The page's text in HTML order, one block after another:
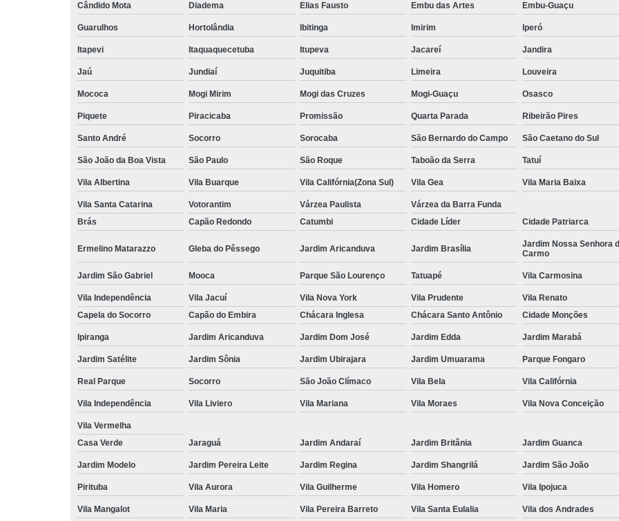
Locação de Toalha de Banho Industrial
Aluguel de Toalha Branca Manicure
Aluguel de Toalha para Manicure
Locação de Toalha de Manicure Branca
Locação de Toalha para Manicure
Locação de Toalha para Pedicure
Locação de Toalhas de
Locação de Toalhas de Manicure São
Locação de Toalha Branca de Rosto
Locação de Toalha de Rosto
Locação de Toalha de Rosto e Banho
Locação de Toalha de Rosto para Salão
Locação de Toalha de Rosto São
Locação de Toalha Rosto Branca
Aluguel de Toalha Industrial Virgem
Locação de Toalha Industrial Relavada
Locação de Toalha para Salão de Beleza
Manta Absorvente Azul
Manta Absorvente
Manta Absorvente Industrial
Cândido Mota Diadema Elias Fausto Embu das Artes Embu-Guaçu
Guarulhos Hortolândia Ibitinga Imirim Iperó
Itapevi Itaquaquecetuba Itupeva Jacareí Jandira
Jaú Jundiaí Juquitiba Limeira Louveira
Mococa Mogi Mirim Mogi das Cruzes Mogi-Guaçu Osasco
Piquete Piracicaba Promissão Quarta Parada Ribeirão Pires
Santo André Socorro Sorocaba São Bernardo do Campo São Caetano do Sul
São João da Boa Vista São Paulo São Roque Taboão da Serra Tatuí
Vila Albertina Vila Buarque Vila Califórnia(Zona Sul) Vila Gea Vila Maria Baixa
Vila Santa Catarina Votorantim Várzea Paulista
Várzea da Barra Funda
Brás
Capão Redondo Catumbi Cidade Líder Cidade Patriarca
Ermelino Matarazzo Gleba do Pêssego Jardim Aricanduva Jardim Brasília
Jardim Nossa Senhora
Carmo
Jardim São Gabriel Mooca Parque São Lourenço Tatuapé Vila Carmosina
Vila Independência Vila Jacuí Vila Nova York Vila Prudente Vila Renato
Capela do Socorro
Capão do Embira Chácara Inglesa Chácara Santo Antônio Cidade Monções
Ipiranga Jardim Aricanduva Jardim Dom José Jardim Edda Jardim Marabá
Jardim Satélite Jardim Sônia Jardim Ubirajara Jardim Umuarama Parque Fongaro
Real Parque Socorro São João Clímaco Vila Bela Vila Califórnia
Vila Independência Vila Liviero Vila Mariana Vila Moraes Vila Nova Conceição
Vila Vermelha
Casa Verde
Jaraguá Jardim Andaraí Jardim Britânia Jardim Guanca
Jardim Modelo Jardim Pereira Leite Jardim Regina Jardim Shangrilá Jardim São João
Pirituba Vila Aurora Vila Guilherme Vila Homero Vila Ipojuca
Vila Mangalot Vila Maria Vila Pereira Barreto Vila Santa Eulalia Vila dos Andrades